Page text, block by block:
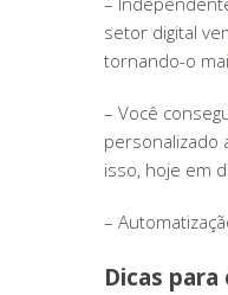
setor digital
tornando-o
– Você
personalizado
isso, hoje em
–
Dicas